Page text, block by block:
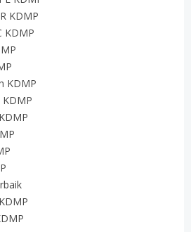
KDMP
KDMP
KDMP